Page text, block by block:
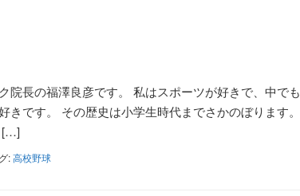
院長の福澤良彦です。 私はスポーツが好きで、中でも
です。 その歴史は小学生時代までさかのぼります。
[…]
:高校野球